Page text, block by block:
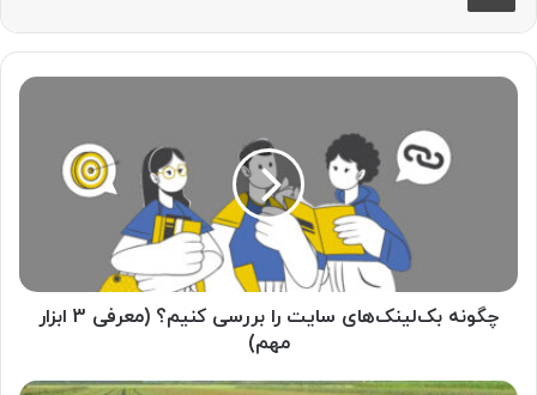
چگونه
ابزار
مهم)
چگونه بک‌لینک‌های سایت را بررسی کنیم؟ (معرفی 3 ابزار
مهم)